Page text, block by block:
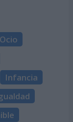
Ocio
Infancia